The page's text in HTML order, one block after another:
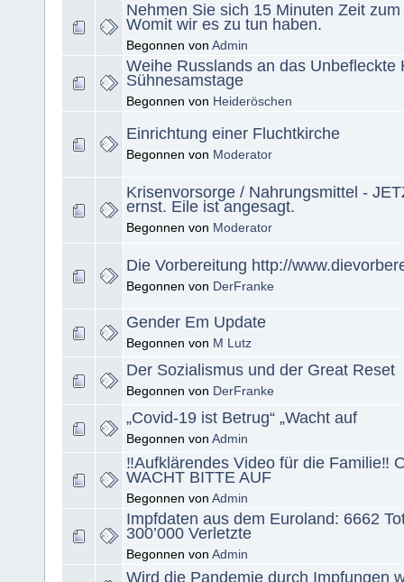
Nehmen Sie sich 15 Minuten Zeit
Womit wir es zu tun haben.
Begonnen von Admin
Weihe Russlands an das Unbefleckte
Sühnesamstage
Begonnen von Heideröschen
Einrichtung einer Fluchtkirche
Begonnen von Moderator
Krisenvorsorge / Nahrungsmittel -
ernst. Eile ist angesagt.
Begonnen von Moderator
Die Vorbereitung http://
Begonnen von DerFranke
Gender Em Update
Begonnen von M Lutz
Der Sozialismus und der Great Reset
Begonnen von DerFranke
„Covid-19 ist Betrug“ „Wacht auf
Begonnen von Admin
‼️Aufklärendes Video für die Familie‼️
WACHT BITTE AUF
Begonnen von Admin
Impfdaten aus dem Euroland: 6662
300’000 Verletzte
Begonnen von Admin
Wird die Pandemie durch Impfungen